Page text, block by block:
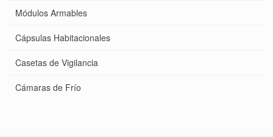
Módulos Armables
Cápsulas Habitacionales
Casetas de Vigilancia
Cámaras de Frío